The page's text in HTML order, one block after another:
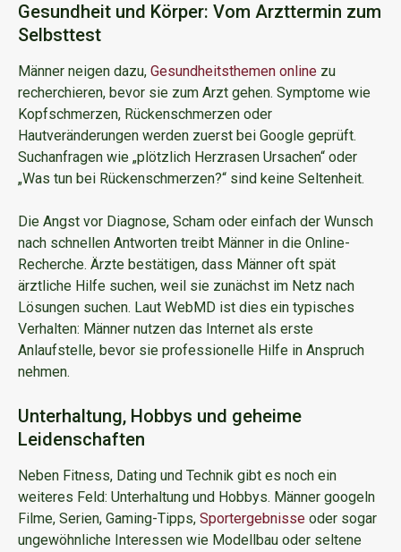
Gesundheit und Körper: Vom Arzttermin zum
Selbsttest
Männer neigen dazu, Gesundheitsthemen online zu
recherchieren, bevor sie zum Arzt gehen. Symptome wie
Kopfschmerzen, Rückenschmerzen oder
Hautveränderungen werden zuerst bei Google geprüft.
Suchanfragen wie „plötzlich Herzrasen Ursachen“ oder
„Was tun bei Rückenschmerzen?“ sind keine Seltenheit.
Die Angst vor Diagnose, Scham oder einfach der Wunsch
nach schnellen Antworten treibt Männer in die Online-
Recherche. Ärzte bestätigen, dass Männer oft spät
ärztliche Hilfe suchen, weil sie zunächst im Netz nach
Lösungen suchen. Laut WebMD ist dies ein typisches
Verhalten: Männer nutzen das Internet als erste
Anlaufstelle, bevor sie professionelle Hilfe in Anspruch
nehmen.
Unterhaltung, Hobbys und geheime
Leidenschaften
Neben Fitness, Dating und Technik gibt es noch ein
weiteres Feld: Unterhaltung und Hobbys. Männer googeln
Filme, Serien, Gaming-Tipps, Sportergebnisse oder sogar
ungewöhnliche Interessen wie Modellbau oder seltene